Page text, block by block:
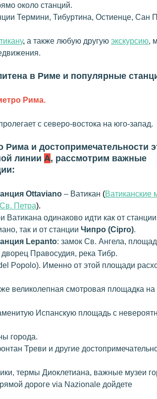
около станций.
Термини, Тибуртина, Остиенце, Сан
у, а также любую другую экскурсию,
в Риме и популярные
Рима.
с северо-востока на юго-запад.
Рима и достопримечательности
линии А, рассмотрим важные
Ottaviano– Ватикан (Ватиканские
Петра).
Ватикана одинаково идти как от станции
так и от станции Чипро (Cipro).
Lepanto: замок Св. Ангела,
дворец Правосудия, река Тибр.
Popolo). Именно от этой площади
великолепная смотровая площадка
Испанскую площадь с
города.
Треви и другие
термы Диоклетиана, важные музеи
дороге via Nazionale дойдете